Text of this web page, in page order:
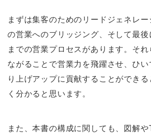
まずは集客のためのリードジェネレ
の営業へのブリッジング、そして最
までの営業プロセスがあります。そ
ながることで営業力を飛躍させ、ひ
り上げアップに貢献することができる
く分かると思います。
また、本書の構成に関しても、図解